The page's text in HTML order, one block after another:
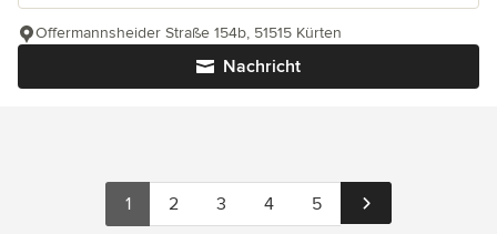
Nachricht
Offermannsheider Straße 154b, 51515 Kürten
1 2 3 4 5